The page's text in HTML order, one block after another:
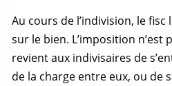
Au cours de l’indivision, le fisc
sur le bien. L’imposition n’est
revient aux indivisaires de
de la charge entre eux, ou de